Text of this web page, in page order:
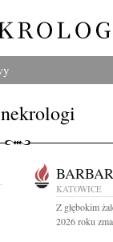
KATOWICE
Z głębokim
2026 roku